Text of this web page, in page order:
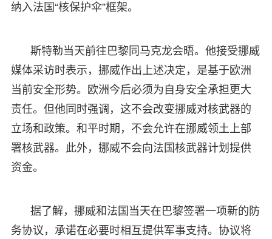
纳入法国“核保护伞”框架。
斯特勒当天前往巴黎同马克龙会晤。他接受挪威
媒体采访时表示，挪威作出上述决定，是基于欧洲
当前安全形势。欧洲今后必须为自身安全承担更大
责任。但他同时强调，这不会改变挪威对核武器的
立场和政策。和平时期，不会允许在挪威领土上部
署核武器。此外，挪威不会向法国核武器计划提供
资金。
据了解，挪威和法国当天在巴黎签署一项新的防
务协议，承诺在必要时相互提供军事支持。协议将